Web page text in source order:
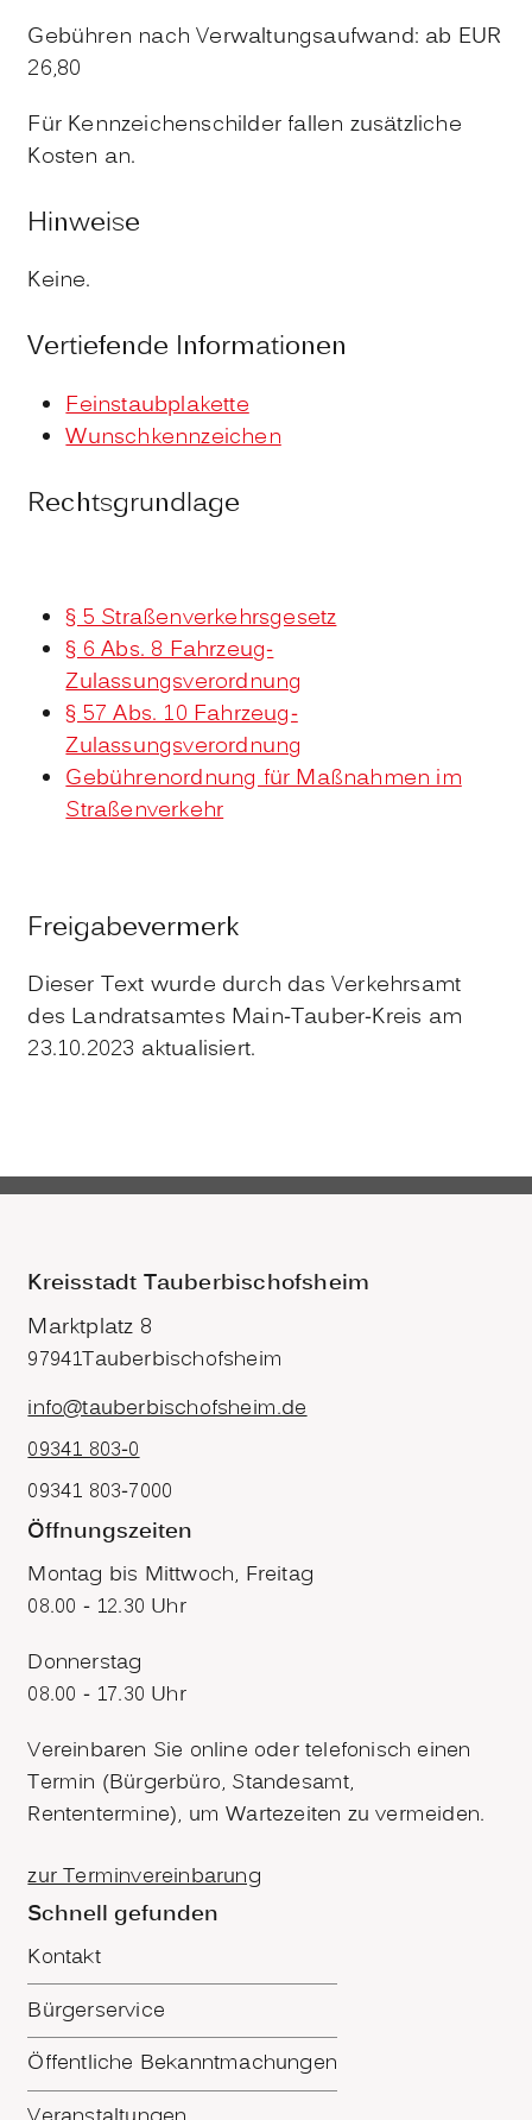
Gebühren nach Verwaltungsaufwand: ab EUR
26,80
Für Kennzeichenschilder fallen zusätzliche
Kosten an.
Hinweise
Keine.
Vertiefende Informationen
Feinstaubplakette
Wunschkennzeichen
Rechtsgrundlage
§ 5 Straßenverkehrsgesetz
§ 6 Abs. 8 Fahrzeug-
Zulassungsverordnung
§ 57 Abs. 10 Fahrzeug-
Zulassungsverordnung
Gebührenordnung für Maßnahmen im
Straßenverkehr
Freigabevermerk
Dieser Text wurde durch das Verkehrsamt
des Landratsamtes Main-Tauber-Kreis am
23.10.2023 aktualisiert.
Kreisstadt Tauberbischofsheim
Marktplatz 8
97941Tauberbischofsheim
info@tauberbischofsheim.de
09341 803-0
09341 803-7000
Öffnungszeiten
Montag bis Mittwoch, Freitag
08.00 - 12.30 Uhr
Donnerstag
08.00 - 17.30 Uhr
Vereinbaren Sie online oder telefonisch einen
Termin (Bürgerbüro, Standesamt,
Rententermine), um Wartezeiten zu vermeiden.
zur Terminvereinbarung
Schnell gefunden
Kontakt
Bürgerservice
Öffentliche Bekanntmachungen